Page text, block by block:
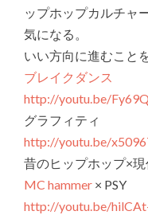
ップホップカルチャ
気になる。
いい方向に進むこと
ブレイクダンス
http://youtu.be/
グラフィティ
http://youtu.be/
昔のヒップホップ×
MC hammer × PSY
http://youtu.be/